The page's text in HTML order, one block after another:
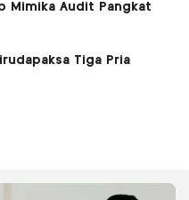
Mimika Audit Pangkat
Tiga Pria